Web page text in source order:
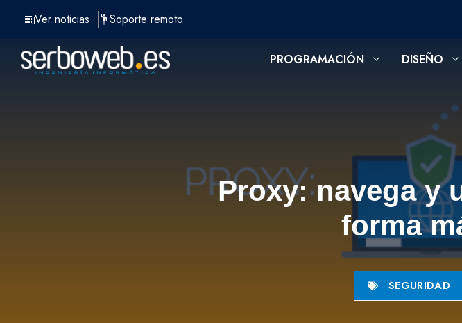
Ver noticias Soporte remoto
PROGRAMACIÓN DISEÑO
Proxy: navega y
forma
SEGURIDAD